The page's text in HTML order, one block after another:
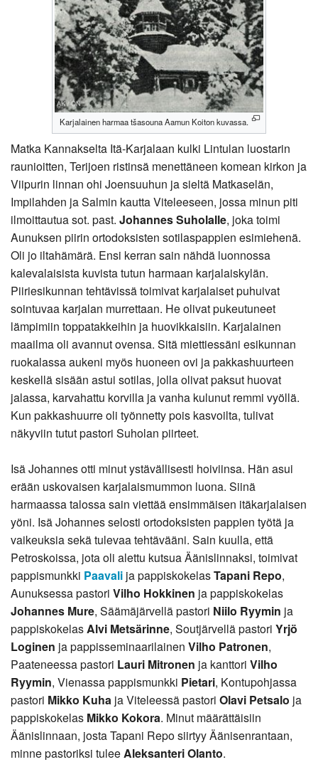
Karjalainen harmaa tšasouna Aamun Koiton kuvassa.
Matka Kannakselta Itä-Karjalaan kulki Lintulan luostarin
raunioitten, Terijoen ristinsä menettäneen komean kirkon ja
Viipurin linnan ohi Joensuuhun ja sieltä Matkaselän,
Impilahden ja Salmin kautta Viteleeseen, jossa minun piti
ilmoittautua sot. past. Johannes Suholalle, joka toimi
Aunuksen piirin ortodoksisten sotilaspappien esimiehenä.
Oli jo iltahämärä. Ensi kerran sain nähdä luonnossa
kalevalaisista kuvista tutun harmaan karjalaiskylän.
Piiriesikunnan tehtävissä toimivat karjalaiset puhuivat
sointuvaa karjalan murrettaan. He olivat pukeutuneet
lämpimiin toppatakkeihin ja huovikkaisiin. Karjalainen
maailma oli avannut ovensa. Sitä miettiessäni esikunnan
ruokalassa aukeni myös huoneen ovi ja pakkashuurteen
keskellä sisään astui sotilas, jolla olivat paksut huovat
jalassa, karvahattu korvilla ja vanha kulunut remmi vyöllä.
Kun pakkashuurre oli työnnetty pois kasvoilta, tulivat
näkyviin tutut pastori Suholan piirteet.
Isä Johannes otti minut ystävällisesti hoiviinsa. Hän asui
erään uskovaisen karjalaismummon luona. Siinä
harmaassa talossa sain viettää ensimmäisen itäkarjalaisen
yöni. Isä Johannes selosti ortodoksisten pappien työtä ja
vaikeuksia sekä tulevaa tehtävääni. Sain kuulla, että
Petroskoissa, jota oli alettu kutsua Äänislinnaksi, toimivat
pappismunkki Paavali ja pappiskokelasTapani Repo,
Aunuksessa pastori Vilho Hokkinen ja pappiskokelas
Johannes Mure, Säämäjärvellä pastori Niilo Ryymin ja
pappiskokelas Alvi Metsärinne, Soutjärvellä pastori Yrjö
Loginen ja pappisseminaarilainen Vilho Patronen,
Paateneessa pastori Lauri Mitronen ja kanttori Vilho
Ryymin, Vienassa pappismunkki Pietari, Kontupohjassa
pastori Mikko Kuha ja Viteleessä pastori Olavi Petsalo ja
pappiskokelas Mikko Kokora. Minut määrättäisiin
Äänislinnaan, josta Tapani Repo siirtyy Äänisenrantaan,
minne pastoriksi tulee Aleksanteri Olanto.